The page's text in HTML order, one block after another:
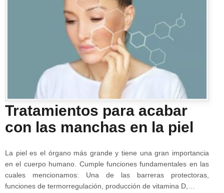
Tratamientos para acabar
con las manchas en la piel
La piel es el órgano más grande y tiene una gran importancia
en el cuerpo humano. Cumple funciones fundamentales en las
cuales mencionamos: Una de las barreras protectoras,
funciones de termorregulación, producción de vitamina D,…